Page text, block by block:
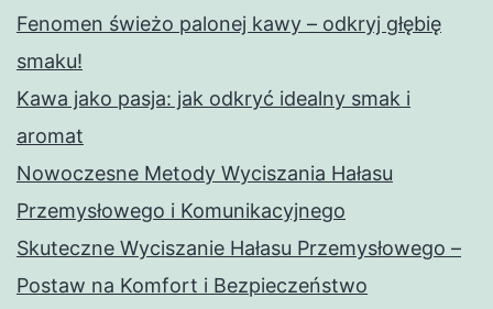
Fenomen świeżo palonej kawy – odkryj głębię
smaku!
Kawa jako pasja: jak odkryć idealny smak i
aromat
Nowoczesne Metody Wyciszania Hałasu
Przemysłowego i Komunikacyjnego
Skuteczne Wyciszanie Hałasu Przemysłowego –
Postaw na Komfort i Bezpieczeństwo